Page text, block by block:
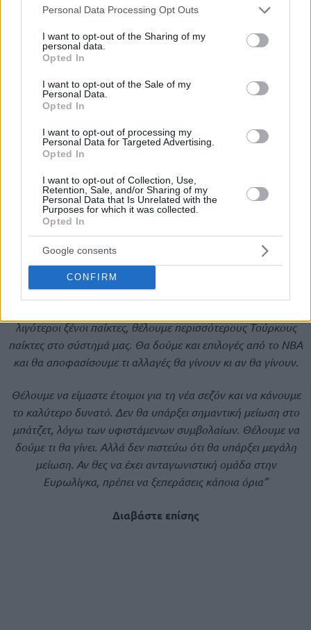
Please note that this website/app uses one or more Google
not limited to your visit or usage behaviour. You may click to
grant or deny consent to Google and its third-party tags to
use your data for below specified purposes in below Google
consent section.
Personal Data Processing Opt Outs
I want to opt-out of the Sharing of my
personal data.
Opted In
I want to opt-out of the Sale of my
Personal Data.
Opted In
I want to opt-out of processing my
Personal Data for Targeted Advertising.
Opted In
I want to opt-out of Collection, Use,
Retention, Sale, and/or Sharing of my
Personal Data that Is Unrelated with the
Purposes for which it was collected.
Opted In
Google consents
CONFIRM
”Οι Κλάιμπερν και Ζίζιτς θα μείνουν στην ομάδα. Μπομπουά
και Μπράιαντ ανανέωσαν ήδη, ενώ σύντομα θα ξέρουμε τι
θα γίνει και με τον Μπαγιέ. Ο Πλάις έχει συμβόλαιο. Είμαστε
λιγότεροι ξένοι παίκτες, θέλουμε περισσότερους Τούρκους
παίκτες στο σύστημά μας. Θα δούμε και επιλογές από το ΝΒΑ
και θα αποφασίσουμε τι αλλαγές θα γίνουν κι αν θα γίνουν.
Θέλουμε να είμαστε έτοιμοι για τη νέα σεζόν και να κάνουμε
το καλύτερο δυνατό. Δεν θα υπάρξει σημαντική μείωση στο
μπάτζετ, λόγω των υφιστάμενων συμβολαίων. Θέλουμε να
δούμε τι θα γίνει. Αλλά δεν πιστεύω ότι θα υπάρξει μεγάλη
μείωση. Αν θες να έχει ανταγωνιστική ομάδα στην
Ευρωλίγκα, πρέπει να ξεπεράσεις κάποια όρια”
Διαβάστε επίσης